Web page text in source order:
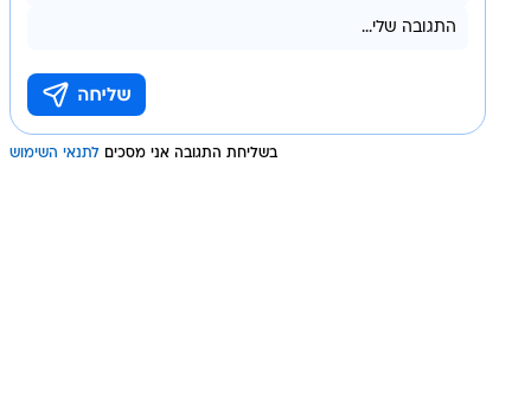
בשליחת התגובה אני מסכים לתנאי השימוש